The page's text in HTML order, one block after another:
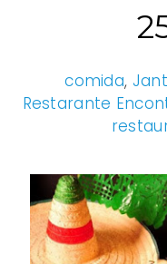
comida,
Restarante